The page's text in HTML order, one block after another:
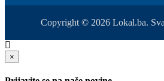
Copyright © 2026 Lokal.ba.
×